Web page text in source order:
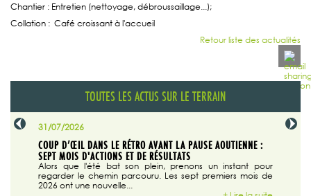
Chantier : Entretien (nettoyage, débroussaillage...);
Collation : Café croissant à l'accueil
Retour liste des actualités
TOUTES LES ACTUS SUR LE TERRAIN
31/07/2026
COUP D’ŒIL DANS LE RÉTRO AVANT LA PAUSE AOUTIENNE :
SEPT MOIS D'ACTIONS ET DE RÉSULTATS
Alors que l'été bat son plein, prenons un instant pour
regarder le chemin parcouru. Les sept premiers mois de
2026 ont une nouvelle...
29/07/